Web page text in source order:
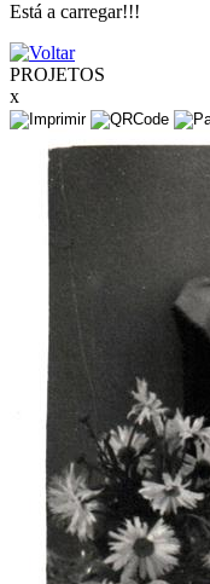
Está a carregar!!!
PROJETOS
x